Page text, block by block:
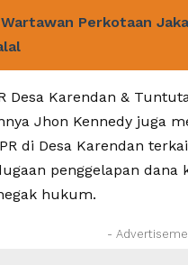
Perkotaan
Desa Karendan &
Jhon Kennedy juga
di Desa Karendan
penggelapan dana
hukum.
-